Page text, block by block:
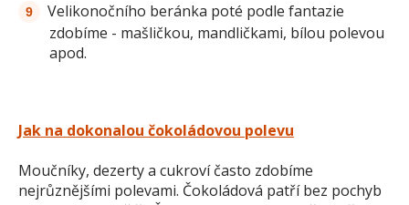
Velikonočního beránka poté podle fantazie
zdobíme - mašličkou, mandličkami, bílou polevou
apod.
Jak na dokonalou čokoládovou polevu
Moučníky, dezerty a cukroví často zdobíme
nejrůznějšími polevami. Čokoládová patří bez pochyb